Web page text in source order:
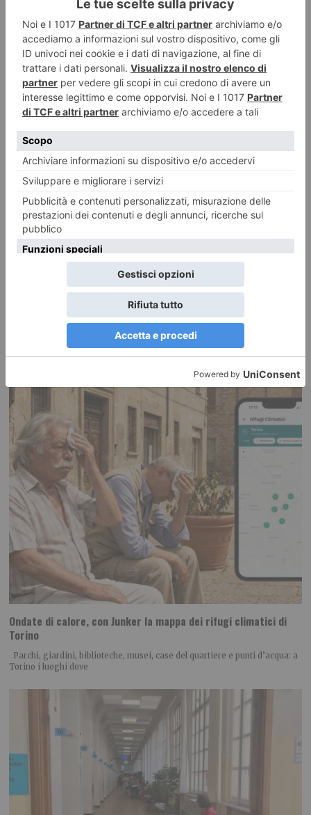
Montagna piemontese, dalla Regione nuovi fondi per servizi e
sviluppo delle aree montane
La terza Commissione del Consiglio regionale presieduta da Claudio
Sacchetto, ha espresso a maggioranza parere favorevole
Daniela Florea uccisa dall’ex compagno che non accettava la
fine della relazione
Il movente dell’assassinio di Daniela Florea sarebbe il rifiuto da parte
dell’uomo della fine della relazione.
Ondate di calore, con Junker la mappa dei rifugi climatici di
Torino
Parchi, giardini, biblioteche, musei, case del quartiere e punti d’acqua: a
Torino i luoghi dove